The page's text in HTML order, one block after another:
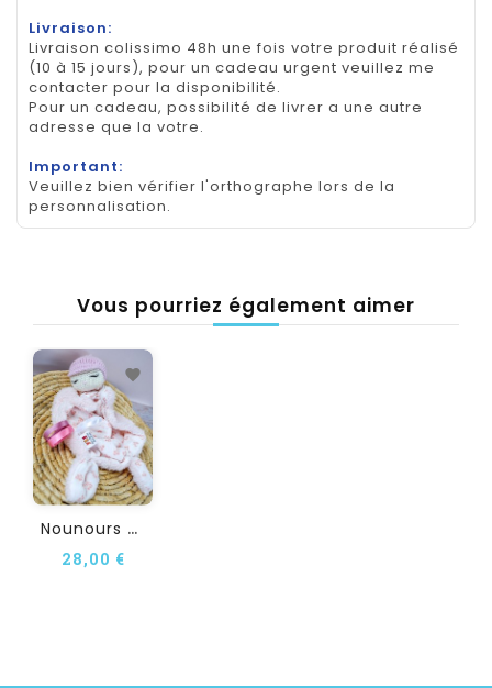
Livraison:
Livraison colissimo 48h une fois votre produit réalisé
(10 à 15 jours), pour un cadeau urgent veuillez me
contacter pour la disponibilité.
Pour un cadeau, possibilité de livrer a une autre
adresse que la votre.
Important:
Veuillez bien vérifier l'orthographe lors de la
personnalisation.
Vous pourriez également aimer
N
Ounours Doudou...
28,00 €